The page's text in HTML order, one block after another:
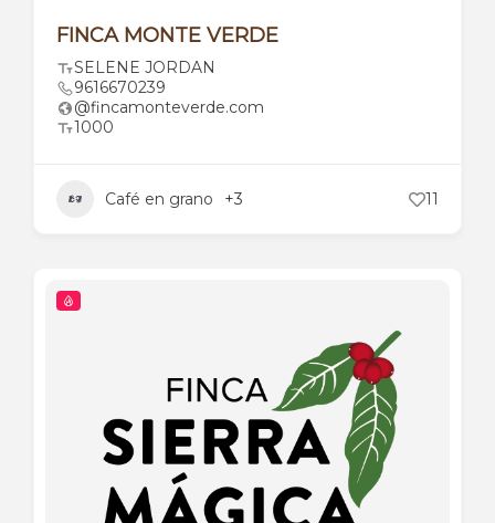
FINCA MONTE VERDE
SELENE JORDAN
9616670239
@fincamonteverde.com
1000
Café en grano +3 11